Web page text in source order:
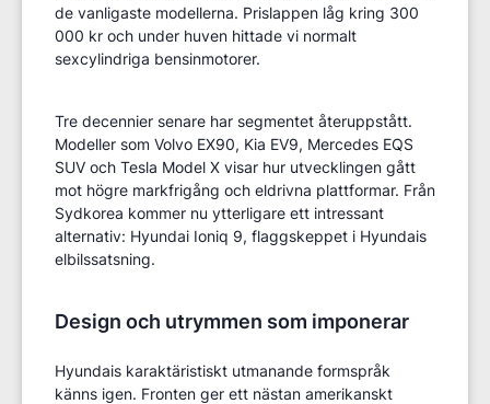
de vanligaste modellerna. Prislappen låg kring 300
000 kr och under huven hittade vi normalt
sexcylindriga bensinmotorer.
Tre decennier senare har segmentet återuppstått.
Modeller som Volvo EX90, Kia EV9, Mercedes EQS
SUV och Tesla Model X visar hur utvecklingen gått
mot högre markfrigång och eldrivna plattformar. Från
Sydkorea kommer nu ytterligare ett intressant
alternativ: Hyundai Ioniq 9, flaggskeppet i Hyundais
elbilssatsning.
Design och utrymmen som imponerar
Hyundais karaktäristiskt utmanande formspråk
känns igen. Fronten ger ett nästan amerikanskt